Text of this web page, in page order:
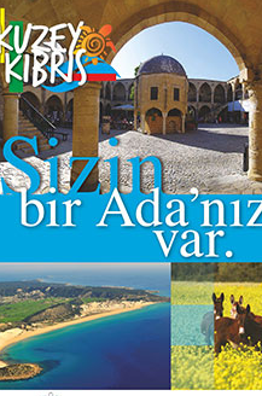
Arif Alasya
2015 SONRASI VE AKINCI.
Fatma Baysal
SURLAR İÇİ’NDE KOLAYDIR ÖLMEK
Ediz TUNCEL
Göz göre göre…
Taner ULUTAŞ
İnşallah St. Lois ile Hakkaido
Adası gibi olmayız !...